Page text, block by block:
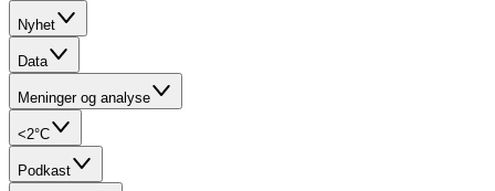
Nyhet
Data
Meninger og analyse
<2°C
Podkast